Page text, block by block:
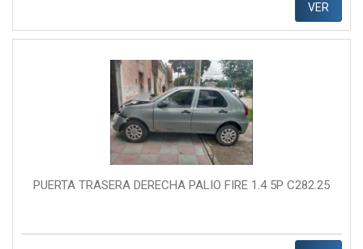
VER
PUERTA TRASERA DERECHA PALIO FIRE 1.4 5P C282.25